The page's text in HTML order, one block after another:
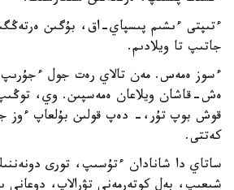
ءتىپتى ءىشىم پىسپاي-اق، بۇگىن
جاتىپ تا ويلادىم.
ءسوز ەمەس. مەن تالاي رەت جول ءجۇرىپ
ەش-قاشان ويلاعان ەمەسپىن. وي،
قوش بوپ تۇر،- دەپ قولىن بۇلعاپ ءوز
كەتتى.
ساتاي دا شانادان ءتۇسىپ، تورى